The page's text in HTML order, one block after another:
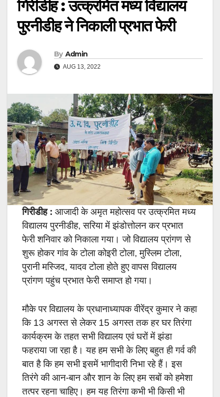
गिरीडीह : उत्क्रमित मध्य विद्यालय
पुरनीडीह ने निकाली प्रभात फेरी
By Admin
AUG 13, 2022
गिरीडीह : आजादी के अमृत महोत्सव पर उत्क्रमित मध्य
विद्यालय पुरनीडीह, सरिया में झंडोत्तोलन कर प्रभात
फेरी शनिवार को निकाला गया। जो विद्यालय प्रांगण से
शुरू होकर गांव के टोला कोइरी टोला, मुस्लिम टोला,
पुरानी मस्जिद, यादव टोला होते हुए वापस विद्यालय
प्रांगण पहुंच प्रभात फेरी समाप्त हो गया।
मौके पर विद्यालय के प्रधानाध्यापक वीरेंद्र कुमार ने कहा
कि 13 अगस्त से लेकर 15 अगस्त तक हर घर तिरंगा
कार्यक्रम के तहत सभी विद्यालय एवं घरों में झंडा
फहराया जा रहा है। यह हम सभी के लिए बहुत ही गर्व की
बात है कि हम सभी इसमें भागीदारी निभा रहे हैं। इस
तिरंगे की आन-बान और शान के लिए हम सबों को हमेशा
तत्पर रहना चाहिए। हम यह तिरंगा कभी भी किसी भी